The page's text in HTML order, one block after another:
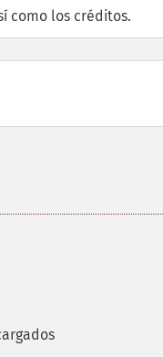
como los créditos.